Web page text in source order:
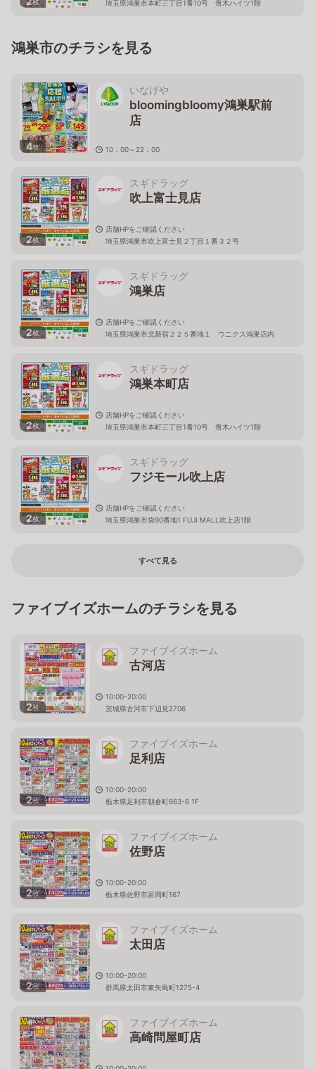
埼玉県鴻巣市本町三丁目1番10号 青木ハイツ1階
鴻巣市のチラシを見る
4枚
いなげや
bloomingbloomy鴻巣駅前
店
10：00～22：00
2枚
スギドラッグ
吹上富士見店
店舗HPをご確認ください
埼玉県鴻巣市吹上富士見２丁目１番３２号
2枚
スギドラッグ
鴻巣店
店舗HPをご確認ください
埼玉県鴻巣市北新宿２２５番地１ ウニクス鴻巣店内
2枚
スギドラッグ
鴻巣本町店
店舗HPをご確認ください
埼玉県鴻巣市本町三丁目1番10号 青木ハイツ1階
2枚
スギドラッグ
フジモール吹上店
店舗HPをご確認ください
埼玉県鴻巣市袋90番地1 FUJI MALL吹上店1階
すべて見る
ファイブイズホームのチラシを見る
2枚
ファイブイズホーム
古河店
10:00-20:00
茨城県古河市下辺見2706
2枚
ファイブイズホーム
足利店
10:00-20:00
栃木県足利市朝倉町663-6 1F
2枚
ファイブイズホーム
佐野店
10:00-20:00
栃木県佐野市富岡町167
2枚
ファイブイズホーム
太田店
10:00-20:00
群馬県太田市東矢島町1275-4
ファイブイズホーム
高崎問屋町店